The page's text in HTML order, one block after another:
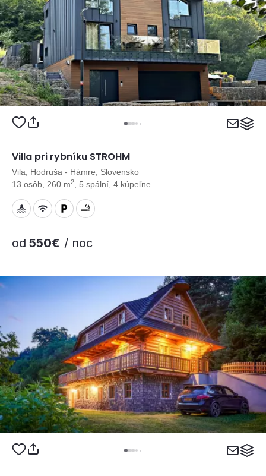
Villa pri rybníku STROHM
Vila, Hodruša - Hámre, Slovensko
13 osôb, 260 m2 , 5 spální, 4 kúpeľne
od 550€ / noc